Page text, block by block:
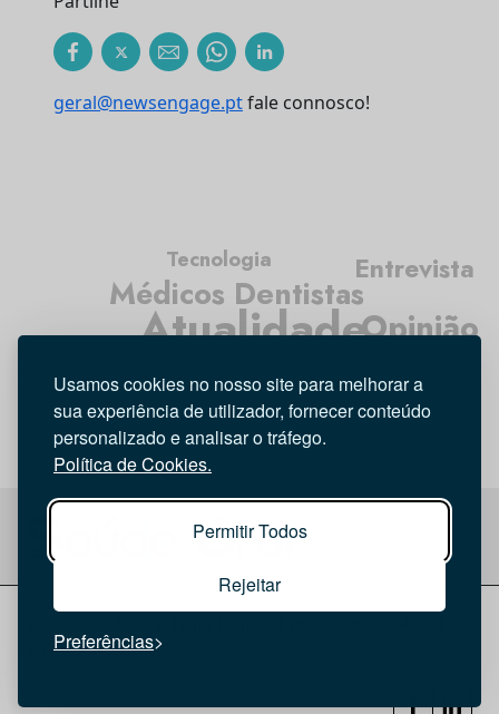
Usamos cookies no nosso site para melhorar a
sua experiência de utilizador, fornecer conteúdo
personalizado e analisar o tráfego.
Política de Cookies.
Permitir Todos
Rejeitar
Preferências
geral@newsengage.ptfale connosco!
Atualidade
Médicos Dentistas
Higiene Oral
Entrevista
Opinião
Tecnologia
Política de privacidade